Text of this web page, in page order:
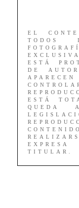
EL
TODOS
ESTÁ
DE
ESTÁ
QUEDA
TITULAR.